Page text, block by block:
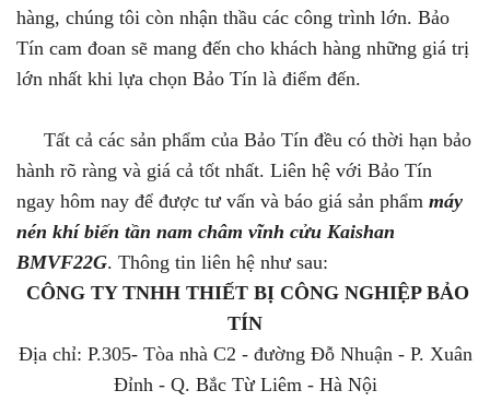
hàng, chúng tôi còn nhận thầu các công trình lớn. Bảo
Tín cam đoan sẽ mang đến cho khách hàng những giá trị
lớn nhất khi lựa chọn Bảo Tín là điểm đến.
Tất cả các sản phẩm của Bảo Tín đều có thời hạn bảo
hành rõ ràng và giá cả tốt nhất. Liên hệ với Bảo Tín
ngay hôm nay để được tư vấn và báo giá sản phẩm máy
nén khí biến tần nam châm vĩnh cửu Kaishan
BMVF22G. Thông tin liên hệ như sau:
CÔNG TY TNHH THIẾT BỊ CÔNG NGHIỆP BẢO
TÍN
Địa chỉ: P.305- Tòa nhà C2 - đường Đỗ Nhuận - P. Xuân
Đỉnh - Q. Bắc Từ Liêm - Hà Nội